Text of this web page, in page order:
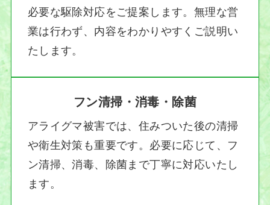
必要な駆除対応をご提案します。無理な営
業は行わず、内容をわかりやすくご説明い
たします。
フン清掃・消毒・除菌
アライグマ被害では、住みついた後の清掃
や衛生対策も重要です。必要に応じて、フ
ン清掃、消毒、除菌まで丁寧に対応いたし
ます。